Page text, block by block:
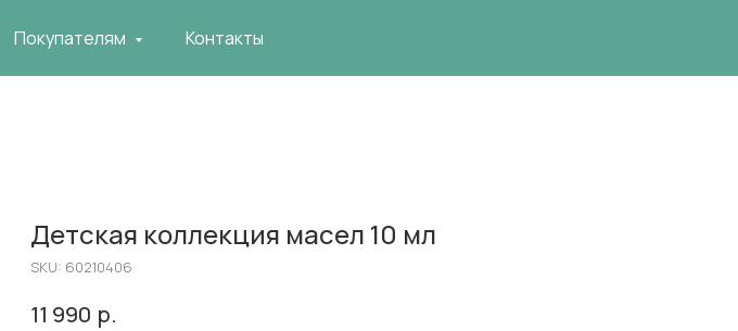
Покупателям Контакты
Детская коллекция масел 10 мл
SKU: 60210406
11 990 р.